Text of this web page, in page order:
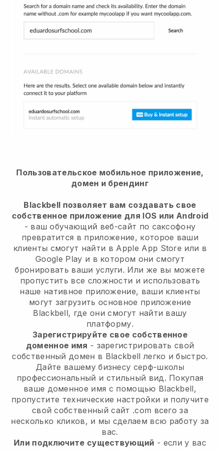
Пользовательское мобильное приложение,
домен и брендинг
Blackbell позволяет вам создавать свое
собственное приложение для IOS или Android
- ваш обучающий веб-сайт по саксофону
превратится в приложение, которое ваши
клиенты смогут найти в Apple App Store или в
Google Play и в котором они смогут
бронировать ваши услуги. Или же вы можете
пропустить все сложности и использовать
наше нативное приложение, ваши клиенты
могут загрузить основное приложение
Blackbell, где они смогут найти вашу
платформу.
Зарегистрируйте свое собственное
доменное имя - зарегистрировать свой
собственный домен в Blackbell легко и быстро.
Дайте вашему бизнесу серф-школы
профессиональный и стильный вид. Покупая
ваше доменное имя с помощью Blackbell,
пропустите технические настройки и получите
свой собственный сайт .com всего за
несколько кликов, и мы сделаем всю работу за
вас.
Или подключите существующий - если у вас